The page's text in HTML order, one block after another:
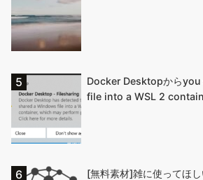
Docker Desktopから
file into a WSL 2
[無料素材]雑に使ってほ